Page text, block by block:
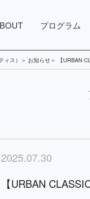
プログラム
ス） お知らせ 【URBAN
2025.07.30
【URBAN